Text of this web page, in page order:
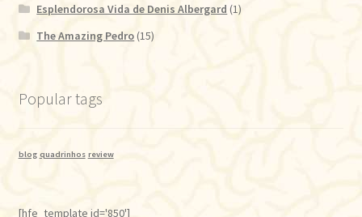
Esplendorosa Vida de Denis Albergard (1)
The Amazing Pedro (15)
Popular tags
blog quadrinhos review
[hfe_template id='850']